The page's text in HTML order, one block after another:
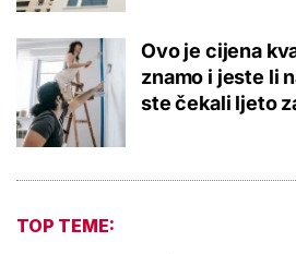
Ovo je cijena
znamo i jeste li
ste čekali ljeto
TOP TEME: